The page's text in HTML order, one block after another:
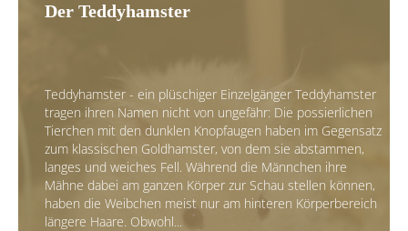
Der Teddyhamster
Teddyhamster - ein plüschiger Einzelgänger Teddyhamster
tragen ihren Namen nicht von ungefähr: Die possierlichen
Tierchen mit den dunklen Knopfaugen haben im Gegensatz
zum klassischen Goldhamster, von dem sie abstammen,
langes und weiches Fell. Während die Männchen ihre
Mähne dabei am ganzen Körper zur Schau stellen können,
haben die Weibchen meist nur am hinteren Körperbereich
längere Haare. Obwohl...